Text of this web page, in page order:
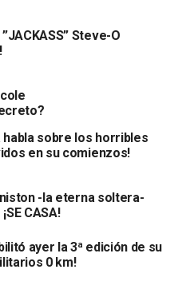
Steve-O
habla sobre los horribles
en su comienzos!
-la eterna soltera-
CASA!
ayer la 3ª edición de su
0 km!